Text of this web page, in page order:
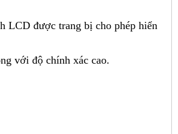
LCD được trang bị cho phép hiển
với độ chính xác cao.